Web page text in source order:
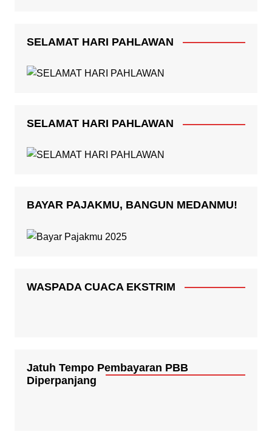
SELAMAT HARI PAHLAWAN
SELAMAT HARI PAHLAWAN
BAYAR PAJAKMU, BANGUN MEDANMU!
WASPADA CUACA EKSTRIM
Jatuh Tempo Pembayaran PBB
Diperpanjang